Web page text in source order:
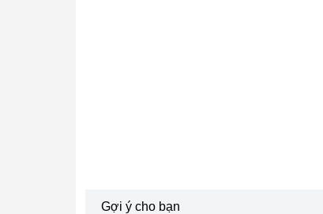
Gợi ý cho bạn